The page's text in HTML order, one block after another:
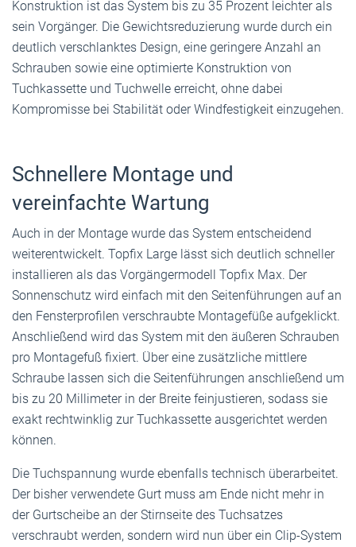
Konstruktion ist das System bis zu 35 Prozent leichter als
sein Vorgänger. Die Gewichtsreduzierung wurde durch ein
deutlich verschlanktes Design, eine geringere Anzahl an
Schrauben sowie eine optimierte Konstruktion von
Tuchkassette und Tuchwelle erreicht, ohne dabei
Kompromisse bei Stabilität oder Windfestigkeit einzugehen.
Schnellere Montage und
vereinfachte Wartung
Auch in der Montage wurde das System entscheidend
weiterentwickelt. Topfix Large lässt sich deutlich schneller
installieren als das Vorgängermodell Topfix Max. Der
Sonnenschutz wird einfach mit den Seitenführungen auf an
den Fensterprofilen verschraubte Montagefüße aufgeklickt.
Anschließend wird das System mit den äußeren Schrauben
pro Montagefuß fixiert. Über eine zusätzliche mittlere
Schraube lassen sich die Seitenführungen anschließend um
bis zu 20 Millimeter in der Breite feinjustieren, sodass sie
exakt rechtwinklig zur Tuchkassette ausgerichtet werden
können.
Die Tuchspannung wurde ebenfalls technisch überarbeitet.
Der bisher verwendete Gurt muss am Ende nicht mehr in
der Gurtscheibe an der Stirnseite des Tuchsatzes
verschraubt werden, sondern wird nun über ein Clip-System